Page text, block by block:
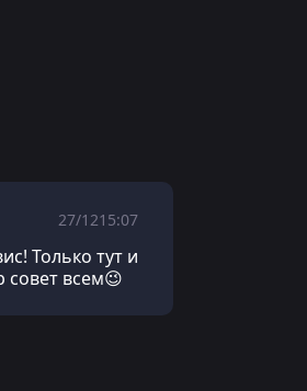
27/1215:07
Только тут и
совет всем😉